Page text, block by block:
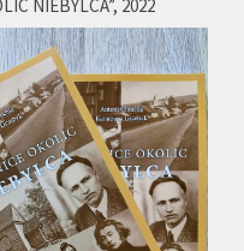
NIEBYLCA”, 2022